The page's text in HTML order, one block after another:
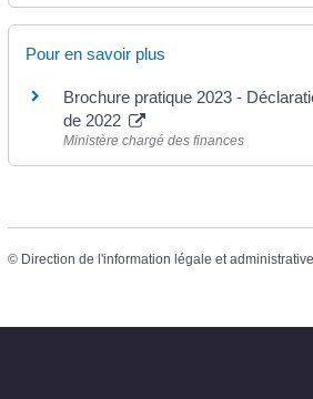
Pour en savoir plus
Brochure pratique 2023 -
de 2022
Ministère chargé des finances
© Direction de l'information légale et administrative